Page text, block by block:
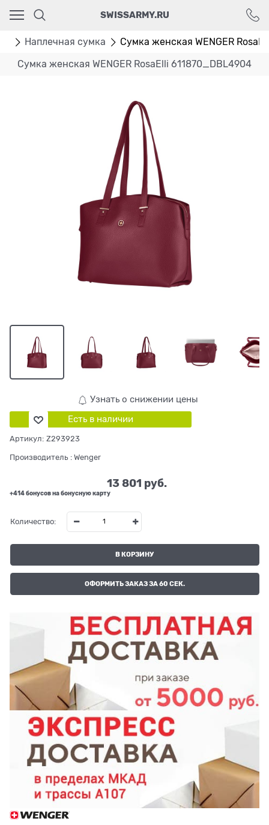
SWISSARMY.RU
Наплечная сумка Сумка женская WENGER
Сумка женская WENGER RosaElli 611870_DBL4904
Узнать о снижении цены
Есть в наличии
Артикул: Z293923
Производитель : Wenger
13 801 руб.
+414 бонусов на бонусную карту
Количество:
В КОРЗИНУ
ОФОРМИТЬ ЗАКАЗ ЗА 60 СЕК.
Ваш город - Москва,
угадали?
ДА НЕТ